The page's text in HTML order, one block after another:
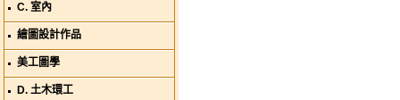
C. 室內
繪圖設計作品
美工圖學
D. 土木環工